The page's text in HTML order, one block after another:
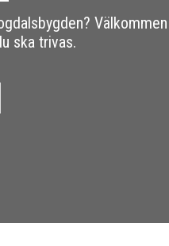
Välkommen
ska trivas.